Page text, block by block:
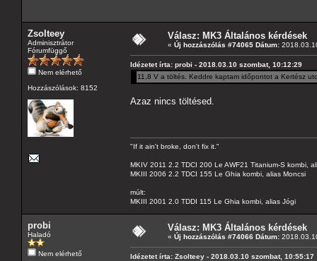
Zsolteey
Adminisztrátor
Fórumfüggő
Nem elérhető
Hozzászólások: 8152
Válasz: MK3 Általános kérdések
« Új hozzászólás #74065 Dátum:
Idézetet írta: probi - 2018.03.10 szombat, 10:12:29
11,8 V a töltés. Keddre kaptam időpontot a Kertész
Azaz nincs töltésed.
"If it ain't broke, don't fix it."
MKIV 2011 2.2 TDCI 200 Le AWF21 Titanium-S kombi,
MKIII 2006 2.2 TDCI 155 Le Ghia kombi, alias Moncsi
múlt:
MKIII 2001 2.0 TDDI 115 Le Ghia kombi, alias Jógi
probi
Haladó
Nem elérhető
Válasz: MK3 Általános kérdések
« Új hozzászólás #74066 Dátum:
Idézetet írta: Zsolteey - 2018.03.10 szombat, 10:55:17